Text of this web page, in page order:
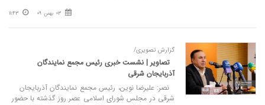
03 بهمن 09 11:43
گزارش تصویری/
تصاویر | نشست خبری رئیس مجمع نمایندگان
آذربایجان شرقی
نصر: علیرضا نوین، رئیس مجمع نمایندگان آذربایجان
شرقی در مجلس شورای اسلامی عصر روز گذشته با حضور